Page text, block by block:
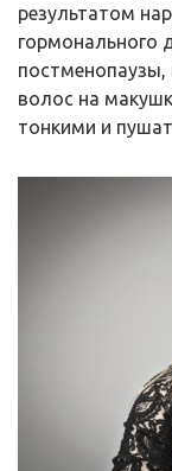
результатом
гормонального
волос на
тонкими и